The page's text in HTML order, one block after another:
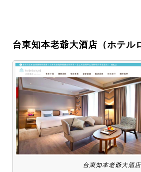
台東知本老爺大酒店（ホテル
台東知本老爺大酒店